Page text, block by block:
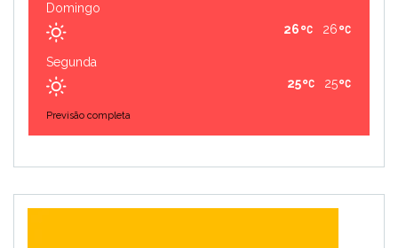
Domingo
26
26
Segunda
25
25
Previsão completa